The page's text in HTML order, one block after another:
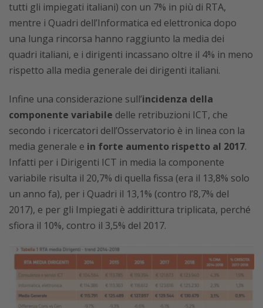
tutti gli impiegati italiani) con un 7% in più di RTA,
mentre i Quadri dell’Informatica ed elettronica dopo
una lunga rincorsa hanno raggiunto la media dei
quadri italiani, e i dirigenti incassano oltre il 4% in meno
rispetto alla media generale dei dirigenti italiani.
Infine una considerazione sull’incidenza della
componente variabile delle retribuzioni ICT, che
secondo i ricercatori dell’Osservatorio è in linea con la
media generale e in forte aumento rispetto al 2017.
Infatti per i Dirigenti ICT in media la componente
variabile risulta il 20,7% di quella fissa (era il 13,8% solo
un anno fa), per i Quadri il 13,1% (contro l’8,7% del
2017), e per gli Impiegati è addirittura triplicata, perché
sfiora il 10%, contro il 3,5% del 2017.